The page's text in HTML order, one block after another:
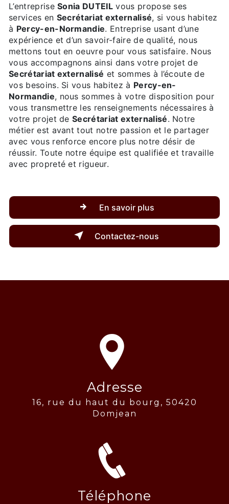
L’entrepriseSonia DUTEIL vous propose ses
services en Secrétariat externalisé, si vous habitez
à Percy-en-Normandie. Entreprise usant d’une
expérience et d’un savoir-faire de qualité, nous
mettons tout en oeuvre pour vous satisfaire. Nous
vous accompagnons ainsi dans votre projet de
Secrétariat externalisé et sommes à l’écoute de
vos besoins. Si vous habitez à Percy-en-
Normandie, nous sommes à votre disposition pour
vous transmettre les renseignements nécessaires à
votre projet deSecrétariat externalisé. Notre
métier est avant tout notre passion et le partager
avec vous renforce encore plus notre désir de
réussir. Toute notre équipe est qualifiée et travaille
avec propreté et rigueur.
En savoir plus
Contactez-nous
Adresse
16, rue du haut du bourg, 50420
Domjean
Téléphone